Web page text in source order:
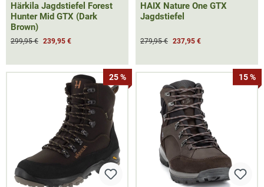
Härkila Jagdstiefel Forest
Hunter Mid GTX (Dark
Brown)
299,95 € 239,95 €
HAIX Nature One GTX
Jagdstiefel
279,95 € 237,95 €
25 % 15 %